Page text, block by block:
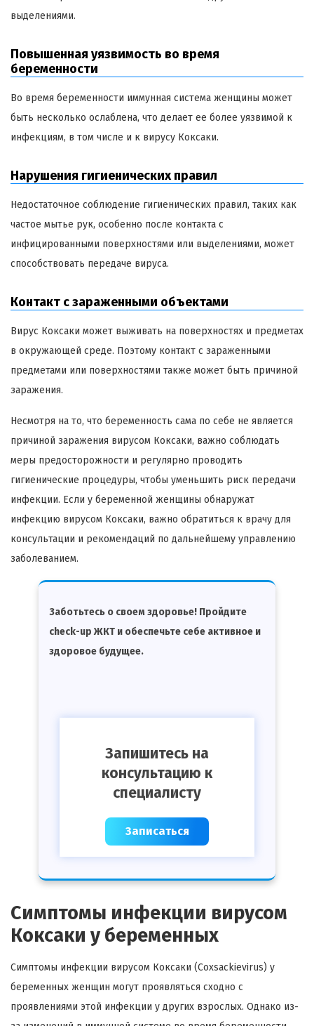
выделениями.
Повышенная уязвимость во время
беременности
Во время беременности иммунная система женщины может
быть несколько ослаблена, что делает ее более уязвимой к
инфекциям, в том числе и к вирусу Коксаки.
Нарушения гигиенических правил
Недостаточное соблюдение гигиенических правил, таких как
частое мытье рук, особенно после контакта с
инфицированными поверхностями или выделениями, может
способствовать передаче вируса.
Контакт с зараженными объектами
Вирус Коксаки может выживать на поверхностях и предметах
в окружающей среде. Поэтому контакт с зараженными
предметами или поверхностями также может быть причиной
заражения.
Несмотря на то, что беременность сама по себе не является
причиной заражения вирусом Коксаки, важно соблюдать
меры предосторожности и регулярно проводить
гигиенические процедуры, чтобы уменьшить риск передачи
инфекции. Если у беременной женщины обнаружат
инфекцию вирусом Коксаки, важно обратиться к врачу для
консультации и рекомендаций по дальнейшему управлению
заболеванием.
Заботьтесь о своем здоровье! Пройдите
check-up ЖКТ и обеспечьте себе активное и
здоровое будущее.
Запишитесь на
консультацию к
специалисту
Записаться
Симптомы инфекции вирусом
Коксаки у беременных
Симптомы инфекции вирусом Коксаки (Coxsackievirus) у
беременных женщин могут проявляться сходно с
проявлениями этой инфекции у других взрослых. Однако из-